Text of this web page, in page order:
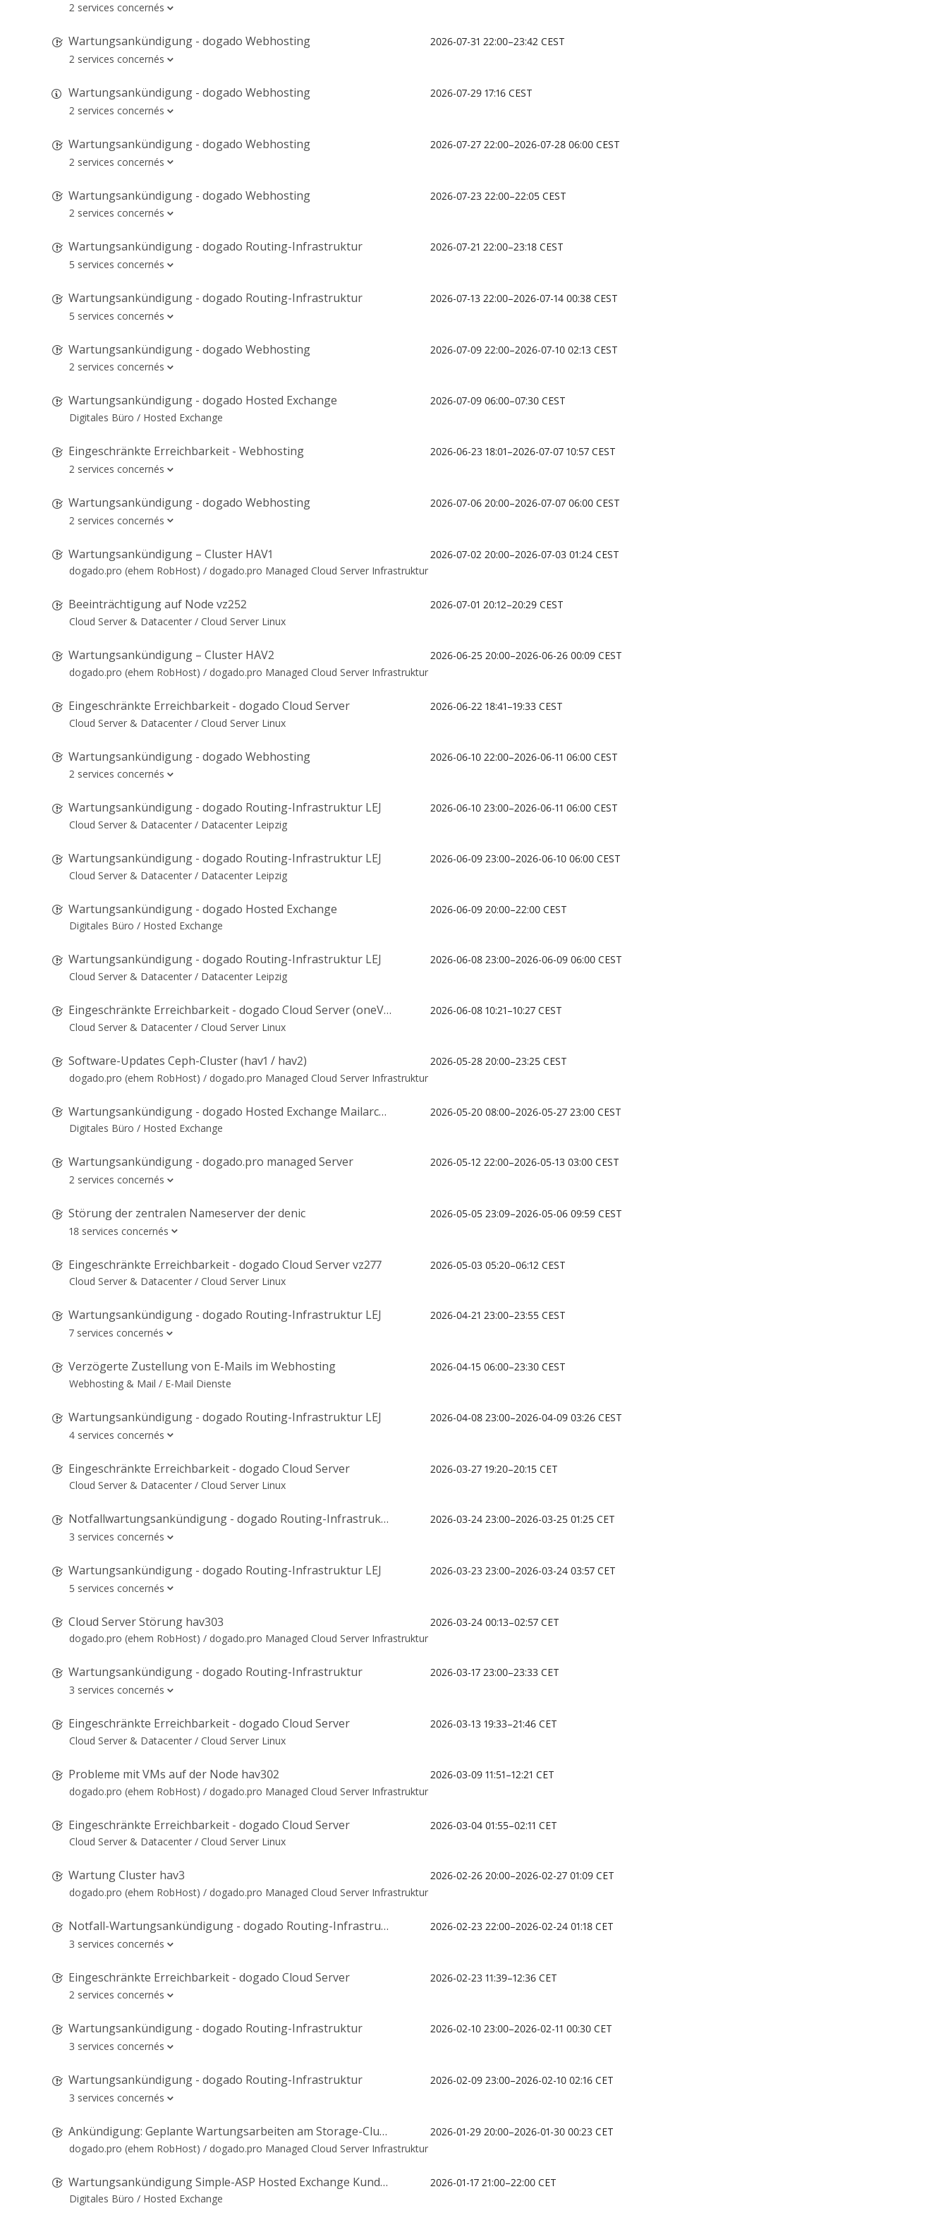
2 services concernés
Wartungsankündigung - dogado Webhosting
2026-07-31 22:00–23:42 CEST
2 services concernés
Wartungsankündigung - dogado Webhosting
2026-07-29 17:16 CEST
2 services concernés
Wartungsankündigung - dogado Webhosting
2026-07-27 22:00–2026-07-28 06:00 CEST
2 services concernés
Wartungsankündigung - dogado Webhosting
2026-07-23 22:00–22:05 CEST
2 services concernés
Wartungsankündigung - dogado Routing-Infrastruktur
2026-07-21 22:00–23:18 CEST
5 services concernés
Wartungsankündigung - dogado Routing-Infrastruktur
2026-07-13 22:00–2026-07-14 00:38 CEST
5 services concernés
Wartungsankündigung - dogado Webhosting
2026-07-09 22:00–2026-07-10 02:13 CEST
2 services concernés
Wartungsankündigung - dogado Hosted Exchange
2026-07-09 06:00–07:30 CEST
Digitales Büro / Hosted Exchange
Eingeschränkte Erreichbarkeit - Webhosting
2026-06-23 18:01–2026-07-07 10:57 CEST
2 services concernés
Wartungsankündigung - dogado Webhosting
2026-07-06 20:00–2026-07-07 06:00 CEST
2 services concernés
Wartungsankündigung – Cluster HAV1
2026-07-02 20:00–2026-07-03 01:24 CEST
dogado.pro (ehem RobHost) / dogado.pro Managed Cloud Server Infrastruktur
Beeinträchtigung auf Node vz252
2026-07-01 20:12–20:29 CEST
Cloud Server & Datacenter / Cloud Server Linux
Wartungsankündigung – Cluster HAV2
2026-06-25 20:00–2026-06-26 00:09 CEST
dogado.pro (ehem RobHost) / dogado.pro Managed Cloud Server Infrastruktur
Eingeschränkte Erreichbarkeit - dogado Cloud Server
2026-06-22 18:41–19:33 CEST
Cloud Server & Datacenter / Cloud Server Linux
Wartungsankündigung - dogado Webhosting
2026-06-10 22:00–2026-06-11 06:00 CEST
2 services concernés
Wartungsankündigung - dogado Routing-Infrastruktur LEJ
2026-06-10 23:00–2026-06-11 06:00 CEST
Cloud Server & Datacenter / Datacenter Leipzig
Wartungsankündigung - dogado Routing-Infrastruktur LEJ
2026-06-09 23:00–2026-06-10 06:00 CEST
Cloud Server & Datacenter / Datacenter Leipzig
Wartungsankündigung - dogado Hosted Exchange
2026-06-09 20:00–22:00 CEST
Digitales Büro / Hosted Exchange
Wartungsankündigung - dogado Routing-Infrastruktur LEJ
2026-06-08 23:00–2026-06-09 06:00 CEST
Cloud Server & Datacenter / Datacenter Leipzig
Eingeschränkte Erreichbarkeit - dogado Cloud Server (oneVPS)
2026-06-08 10:21–10:27 CEST
Cloud Server & Datacenter / Cloud Server Linux
Software-Updates Ceph-Cluster (hav1 / hav2)
2026-05-28 20:00–23:25 CEST
dogado.pro (ehem RobHost) / dogado.pro Managed Cloud Server Infrastruktur
Wartungsankündigung - dogado Hosted Exchange Mailarchiv
2026-05-20 08:00–2026-05-27 23:00 CEST
Digitales Büro / Hosted Exchange
Wartungsankündigung - dogado.pro managed Server
2026-05-12 22:00–2026-05-13 03:00 CEST
2 services concernés
Störung der zentralen Nameserver der denic
2026-05-05 23:09–2026-05-06 09:59 CEST
18 services concernés
Eingeschränkte Erreichbarkeit - dogado Cloud Server vz277
2026-05-03 05:20–06:12 CEST
Cloud Server & Datacenter / Cloud Server Linux
Wartungsankündigung - dogado Routing-Infrastruktur LEJ
2026-04-21 23:00–23:55 CEST
7 services concernés
Verzögerte Zustellung von E-Mails im Webhosting
2026-04-15 06:00–23:30 CEST
Webhosting & Mail / E-Mail Dienste
Wartungsankündigung - dogado Routing-Infrastruktur LEJ
2026-04-08 23:00–2026-04-09 03:26 CEST
4 services concernés
Eingeschränkte Erreichbarkeit - dogado Cloud Server
2026-03-27 19:20–20:15 CET
Cloud Server & Datacenter / Cloud Server Linux
Notfallwartungsankündigung - dogado Routing-Infrastruktur LEJ
2026-03-24 23:00–2026-03-25 01:25 CET
3 services concernés
Wartungsankündigung - dogado Routing-Infrastruktur LEJ
2026-03-23 23:00–2026-03-24 03:57 CET
5 services concernés
Cloud Server Störung hav303
2026-03-24 00:13–02:57 CET
dogado.pro (ehem RobHost) / dogado.pro Managed Cloud Server Infrastruktur
Wartungsankündigung - dogado Routing-Infrastruktur
2026-03-17 23:00–23:33 CET
3 services concernés
Eingeschränkte Erreichbarkeit - dogado Cloud Server
2026-03-13 19:33–21:46 CET
Cloud Server & Datacenter / Cloud Server Linux
Probleme mit VMs auf der Node hav302
2026-03-09 11:51–12:21 CET
dogado.pro (ehem RobHost) / dogado.pro Managed Cloud Server Infrastruktur
Eingeschränkte Erreichbarkeit - dogado Cloud Server
2026-03-04 01:55–02:11 CET
Cloud Server & Datacenter / Cloud Server Linux
Wartung Cluster hav3
2026-02-26 20:00–2026-02-27 01:09 CET
dogado.pro (ehem RobHost) / dogado.pro Managed Cloud Server Infrastruktur
Notfall-Wartungsankündigung - dogado Routing-Infrastruktur
2026-02-23 22:00–2026-02-24 01:18 CET
3 services concernés
Eingeschränkte Erreichbarkeit - dogado Cloud Server
2026-02-23 11:39–12:36 CET
2 services concernés
Wartungsankündigung - dogado Routing-Infrastruktur
2026-02-10 23:00–2026-02-11 00:30 CET
3 services concernés
Wartungsankündigung - dogado Routing-Infrastruktur
2026-02-09 23:00–2026-02-10 02:16 CET
3 services concernés
Ankündigung: Geplante Wartungsarbeiten am Storage-Cluster hav3
2026-01-29 20:00–2026-01-30 00:23 CET
dogado.pro (ehem RobHost) / dogado.pro Managed Cloud Server Infrastruktur
Wartungsankündigung Simple-ASP Hosted Exchange Kundenportal
2026-01-17 21:00–22:00 CET
Digitales Büro / Hosted Exchange